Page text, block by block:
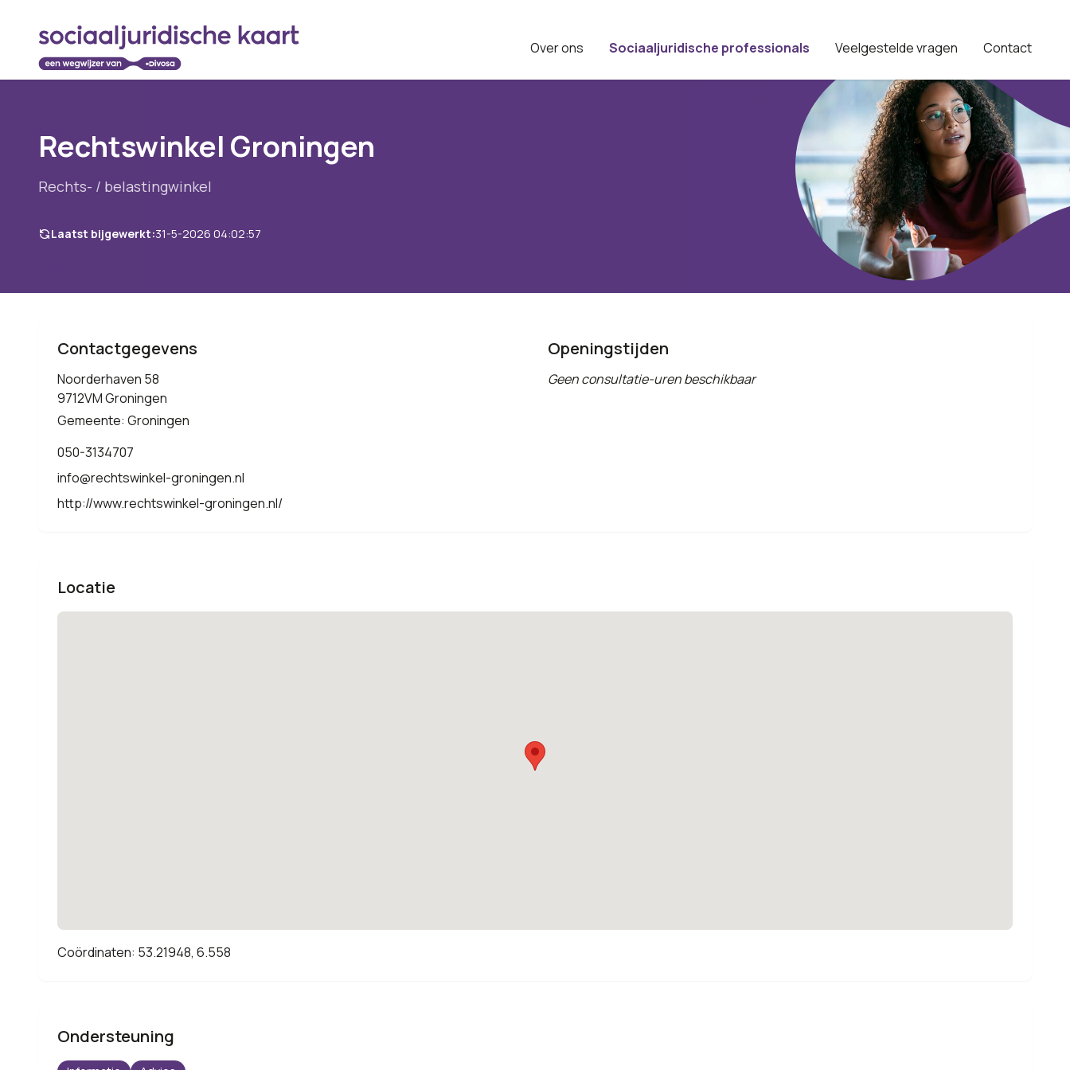
Over ons Sociaaljuridische professionals Veelgestelde vragen Contact
Rechtswinkel Groningen
Rechts- / belastingwinkel
Laatst bijgewerkt:31-5-2026 04:02:57
Contactgegevens
Noorderhaven 58
9712VM Groningen
Gemeente: Groningen
050-3134707
info@rechtswinkel-groningen.nl
http://www.rechtswinkel-groningen.nl/
Openingstijden
Geen consultatie-uren beschikbaar
Locatie
Coördinaten: 53.21948, 6.558
Ondersteuning